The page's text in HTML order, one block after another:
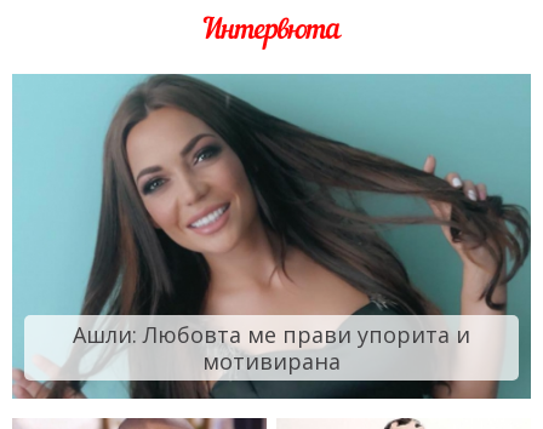
Интервюта
Ашли: Любовта ме прави упорита и
мотивирана